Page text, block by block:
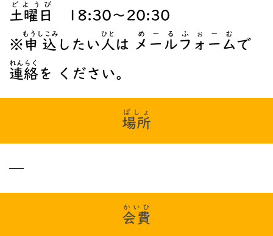
土曜日
どようび
18:30～20:30
※ 申込
もうしこみ
したい 人
ひと
は メールフォーム
めーるふぉーむ
で
連絡
れんらく
を ください。
場所
ばしょ
―
会費
かいひ